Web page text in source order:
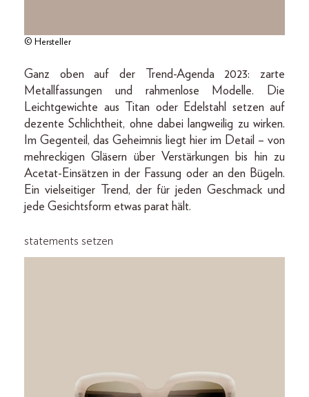
© Hersteller
Ganz oben auf der Trend-Agenda 2023: zarte
Metallfassungen und rahmenlose Modelle. Die
Leichtgewichte aus Titan oder Edelstahl setzen auf
dezente Schlichtheit, ohne dabei langweilig zu wirken.
Im Gegenteil, das Geheimnis liegt hier im Detail – von
mehreckigen Gläsern über Verstärkungen bis hin zu
Acetat-Einsätzen in der Fassung oder an den Bügeln.
Ein vielseitiger Trend, der für jeden Geschmack und
jede Gesichtsform etwas parat hält.
statements setzen